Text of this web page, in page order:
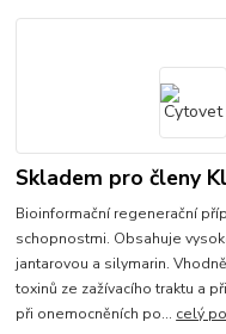
Skladem pro členy
Bioinformační regenerační
schopnostmi. Obsahuje
jantarovou a silymarin.
toxinů ze zažívacího traktu a
při onemocněních po... celý